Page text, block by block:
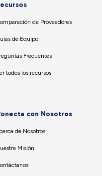
de Proveedores
de Equipo
Frecuentes
todos los recursos
con Nosotros
de Nosotros
Misión